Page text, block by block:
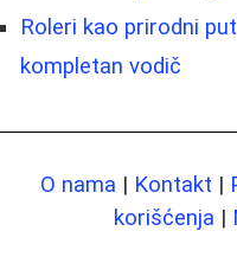
Roleri kao prirodni
kompletan vodič
O nama | Kontakt |
korišćenja |